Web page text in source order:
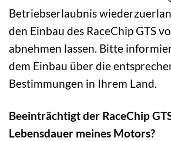
Betriebserlaubnis
den Einbau des RaceChip GTS
abnehmen lassen. Bitte
dem Einbau über die
Bestimmungen in Ihrem Land.
Beeinträchtigt der RaceChip
Lebensdauer meines Motors?